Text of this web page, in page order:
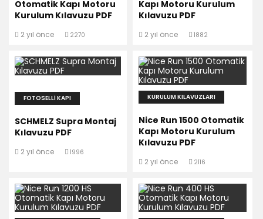
Otomatik Kapı Motoru
Kurulum Kılavuzu PDF
2 yıl önce 2270
Kapı Motoru Kurulum
Kılavuzu PDF
2 yıl önce 1882
FOTOSELLI KAPI
SCHMELZ Supra Montaj
Kılavuzu PDF
2 yıl önce 1996
KURULUM KILAVUZLARI
Nice Run 1500 Otomatik
Kapı Motoru Kurulum
Kılavuzu PDF
2 yıl önce 2116